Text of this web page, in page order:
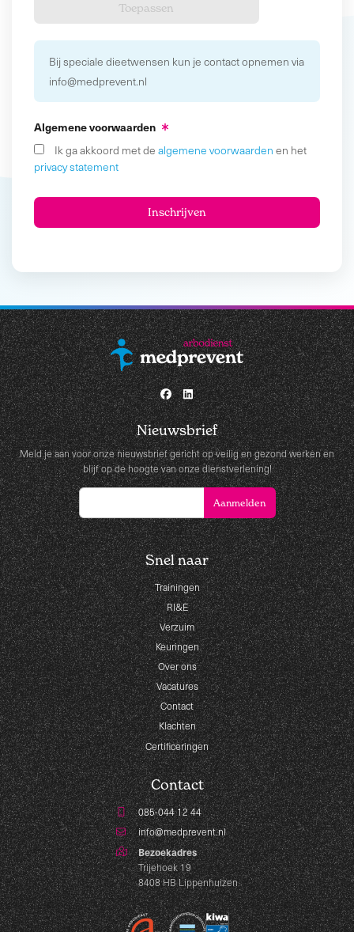
Bij speciale dieetwensen kun je contact opnemen via
info@medprevent.nl
Algemene voorwaarden
Ik ga akkoord met de algemene voorwaarden en het
privacy statement
Nieuwsbrief
Meld je aan voor onze nieuwsbrief gericht op veilig en gezond werken en
blijf op de hoogte van onze dienstverlening!
Snel naar
Trainingen
RI&E
Verzuim
Keuringen
Over ons
Vacatures
Contact
Klachten
Certificeringen
Contact
085-044 12 44
info@medprevent.nl
Bezoekadres
Trijehoek 19
8408 HB Lippenhuizen